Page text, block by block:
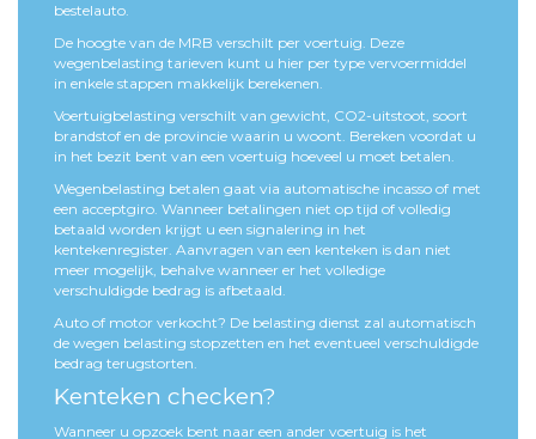
bestelauto.
De hoogte van de MRB verschilt per voertuig. Deze
wegenbelasting tarieven kunt u hier per type vervoermiddel
in enkele stappen makkelijk berekenen.
Voertuigbelasting verschilt van gewicht, CO2-uitstoot, soort
brandstof en de provincie waarin u woont. Bereken voordat u
in het bezit bent van een voertuig hoeveel u moet betalen.
Wegenbelasting betalen gaat via automatische incasso of met
een acceptgiro. Wanneer betalingen niet op tijd of volledig
betaald worden krijgt u een signalering in het
kentekenregister. Aanvragen van een kenteken is dan niet
meer mogelijk, behalve wanneer er het volledige
verschuldigde bedrag is afbetaald.
Auto of motor verkocht? De belasting dienst zal automatisch
de wegen belasting stopzetten en het eventueel verschuldigde
bedrag terugstorten.
Kenteken checken?
Wanneer u opzoek bent naar een ander voertuig is het